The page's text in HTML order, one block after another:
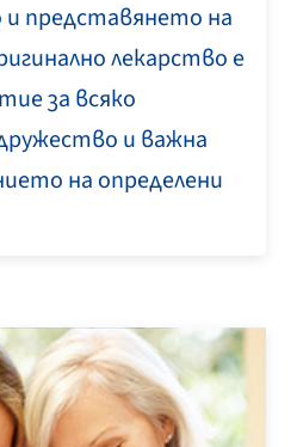
представянето на
лекарство е
за всяко
и важна
на определени